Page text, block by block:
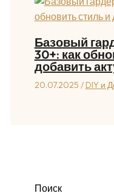
Базовый
30+: как
добавить
20.07.2025 / DIY и
Поиск